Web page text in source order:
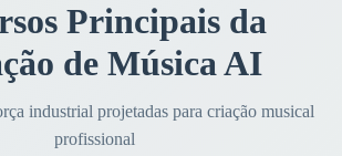
Principais da
de Música AI
industrial projetadas para criação musical
profissional